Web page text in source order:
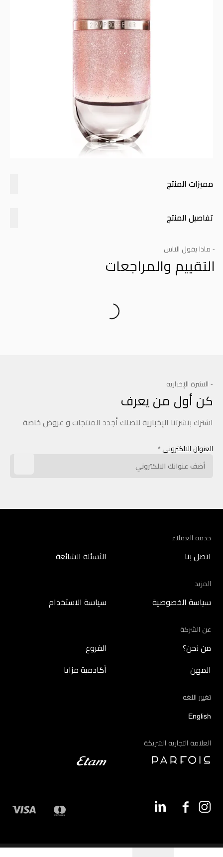
مميزات المنتج
تفاصيل المنتج
- ماذا يقول الناس
التقييم والمراجعات
- النشرة الإخبارية
كن أول من يعرف
اشترك بنشرتنا الإخبارية لتصلك أجدد المنتجات و عروض خاصة
العنوان الالكتروني *
خدمة العملاء
اتصل بنا الأسئلة الشائعة
المزيد
سياسة الخصوصية سياسة الاستخدام
عن الشركة
من نحن؟ الفروع
المهن أكادمية مزايا
تغيير اللغه
English
العلامة التجارية الشريكة